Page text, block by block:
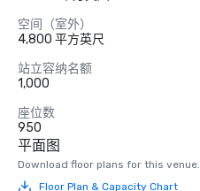
空间（室外）
4,800 平方英尺
站立容纳名额
1,000
座位数
950
平面图
Download floor plans for this venue.
Floor Plan & Capacity Chart